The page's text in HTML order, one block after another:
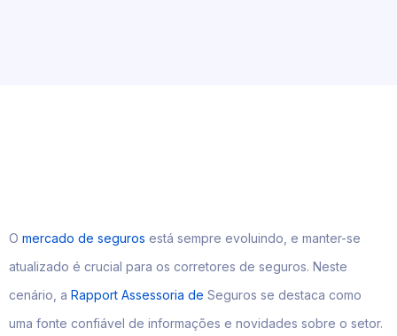
O mercado de seguros está sempre evoluindo, e manter-se
atualizado é crucial para os corretores de seguros. Neste
cenário, a Rapport Assessoria de Seguros se destaca como
uma fonte confiável de informações e novidades sobre o setor.